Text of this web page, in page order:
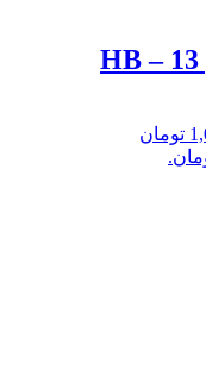
قیمت اصلی: 1,000,000 تومان